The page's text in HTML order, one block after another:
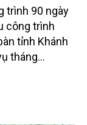
trình 90 ngày
công trình
tỉnh Khánh
tháng
triển khai